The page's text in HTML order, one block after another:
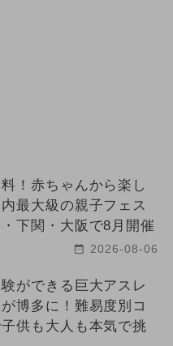
！赤ちゃんから楽し
最大級の親子フェス
下関・大阪で8月開催
2026-08-06
ができる巨大アスレ
博多に！難易度別コ
供も大人も本気で挑